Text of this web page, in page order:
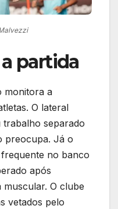
partida
monitora a
O lateral
trabalho separado
preocupa. Já o
no banco
após
muscular. O clube
vetados pelo